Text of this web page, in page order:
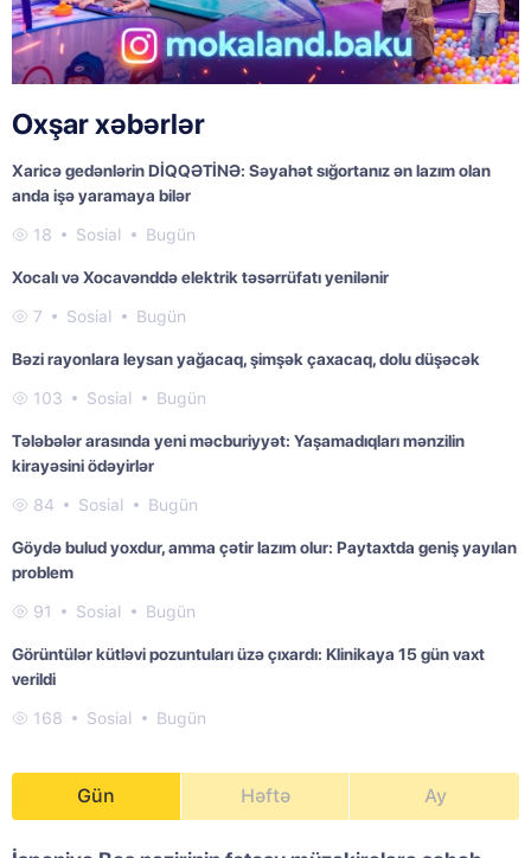
Oxşar xəbərlər
Xaricə gedənlərin DİQQƏTİNƏ: Səyahət sığortanız ən lazım olan
anda işə yaramaya bilər
18 Sosial Bugün
Xocalı və Xocavənddə elektrik təsərrüfatı yenilənir
7 Sosial Bugün
Bəzi rayonlara leysan yağacaq, şimşək çaxacaq, dolu düşəcək
103 Sosial Bugün
Tələbələr arasında yeni məcburiyyət: Yaşamadıqları mənzilin
kirayəsini ödəyirlər
84 Sosial Bugün
Göydə bulud yoxdur, amma çətir lazım olur: Paytaxtda geniş yayılan
problem
91 Sosial Bugün
Görüntülər kütləvi pozuntuları üzə çıxardı: Klinikaya 15 gün vaxt
verildi
168 Sosial Bugün
Gün Həftə Ay